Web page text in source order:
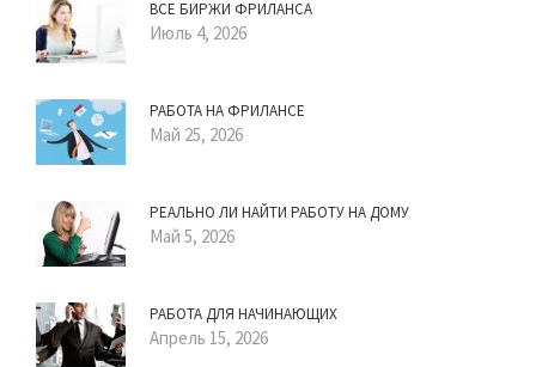
ВСЕ БИРЖИ ФРИЛАНСА
Июль 4, 2026
РАБОТА НА ФРИЛАНСЕ
Май 25, 2026
РЕАЛЬНО ЛИ НАЙТИ РАБОТУ НА ДОМУ
Май 5, 2026
РАБОТА ДЛЯ НАЧИНАЮЩИХ
Апрель 15, 2026